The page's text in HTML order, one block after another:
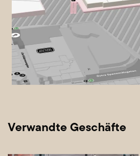
Verwandte Geschäfte